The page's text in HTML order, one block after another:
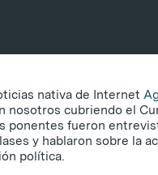
nativa de Internet
nosotros cubriendo el
ponentes fueron
y hablaron sobre la
política.